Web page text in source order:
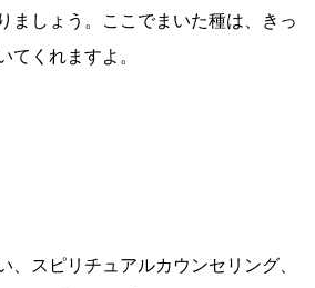
ましょう。ここでまいた種は、きっ
てくれますよ。
、スピリチュアルカウンセリング、